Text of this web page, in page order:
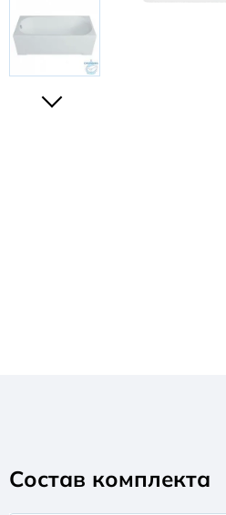
Состав комплекта